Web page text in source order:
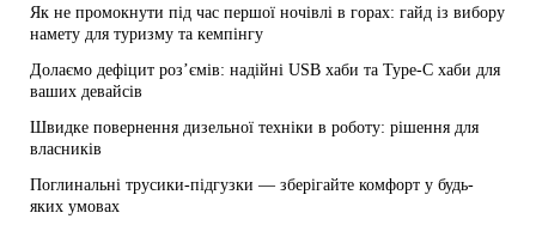
Як не промокнути під час першої ночівлі в горах: гайд із вибору
намету для туризму та кемпінгу
Долаємо дефіцит роз’ємів: надійні USB хаби та Type-C хаби для
ваших девайсів
Швидке повернення дизельної техніки в роботу: рішення для
власників
Поглинальні трусики-підгузки — зберігайте комфорт у будь-
яких умовах